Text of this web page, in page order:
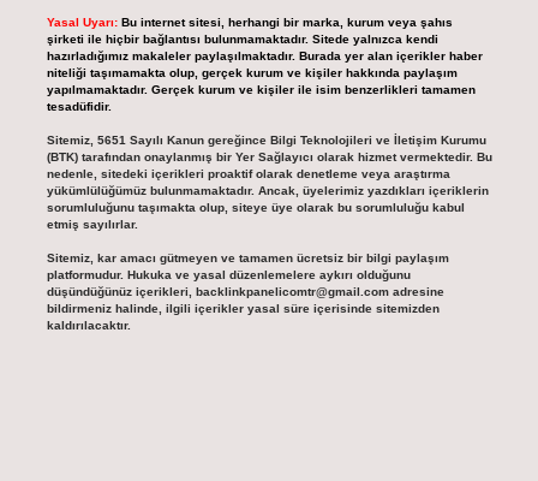
Yasal Uyarı: Bu internet sitesi, herhangi bir marka, kurum veya şahıs
şirketi ile hiçbir bağlantısı bulunmamaktadır. Sitede yalnızca kendi
hazırladığımız makaleler paylaşılmaktadır. Burada yer alan içerikler haber
niteliği taşımamakta olup, gerçek kurum ve kişiler hakkında paylaşım
yapılmamaktadır. Gerçek kurum ve kişiler ile isim benzerlikleri tamamen
tesadüfidir.
Sitemiz, 5651 Sayılı Kanun gereğince Bilgi Teknolojileri ve İletişim Kurumu
(BTK) tarafından onaylanmış bir Yer Sağlayıcı olarak hizmet vermektedir. Bu
nedenle, sitedeki içerikleri proaktif olarak denetleme veya araştırma
yükümlülüğümüz bulunmamaktadır. Ancak, üyelerimiz yazdıkları içeriklerin
sorumluluğunu taşımakta olup, siteye üye olarak bu sorumluluğu kabul
etmiş sayılırlar.
Sitemiz, kar amacı gütmeyen ve tamamen ücretsiz bir bilgi paylaşım
platformudur. Hukuka ve yasal düzenlemelere aykırı olduğunu
düşündüğünüz içerikleri, backlinkpanelicomtr@gmail.comadresine
bildirmeniz halinde, ilgili içerikler yasal süre içerisinde sitemizden
kaldırılacaktır.